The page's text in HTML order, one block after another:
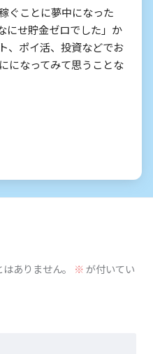
ぐことに夢中になった
にせ貯金ゼロでした」か
、ポイ活、投資などでお
になってみて思うことな
ありません。 ※が付いてい